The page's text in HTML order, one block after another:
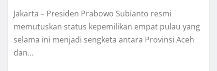
Jakarta – Presiden Prabowo Subianto resmi
memutuskan status kepemilikan empat pulau yang
selama ini menjadi sengketa antara Provinsi Aceh
dan…